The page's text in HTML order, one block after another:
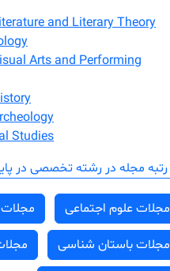
and Literary Theory
Arts and Performing
Studies
رتبه مجله در رشته تخصصی در
مجلات علوم اجتماعی مجلات
مجلات باستان شناسی